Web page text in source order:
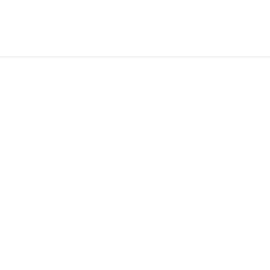
да е най-подходящата за неговата челюст. NUK
и челюстта, а езикът да може да се движи